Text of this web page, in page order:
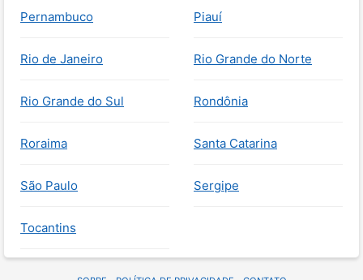
Pernambuco Piauí
Rio de Janeiro Rio Grande do Norte
Rio Grande do Sul Rondônia
Roraima Santa Catarina
São Paulo Sergipe
Tocantins